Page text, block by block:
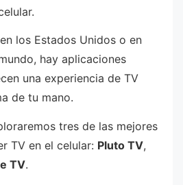
los Estados Unidos o en
hay aplicaciones
una experiencia de TV
de tu mano.
tres de las mejores
TV en el celular: Pluto TV,
TV.